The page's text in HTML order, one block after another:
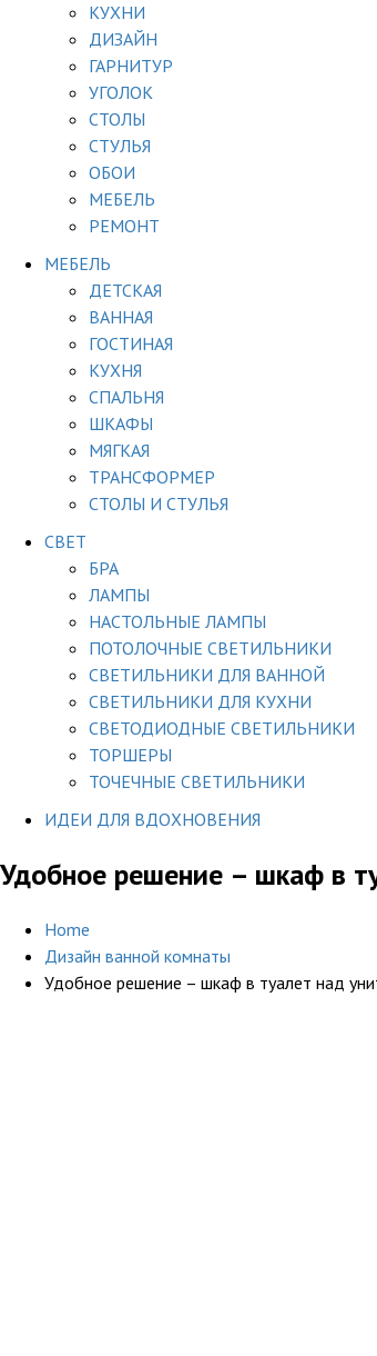
КУХНИ
ДИЗАЙН
ГАРНИТУР
УГОЛОК
СТОЛЫ
СТУЛЬЯ
ОБОИ
МЕБЕЛЬ
РЕМОНТ
МЕБЕЛЬ
ДЕТСКАЯ
ВАННАЯ
ГОСТИНАЯ
КУХНЯ
СПАЛЬНЯ
ШКАФЫ
МЯГКАЯ
ТРАНСФОРМЕР
СТОЛЫ И СТУЛЬЯ
СВЕТ
БРА
ЛАМПЫ
НАСТОЛЬНЫЕ ЛАМПЫ
ПОТОЛОЧНЫЕ СВЕТИЛЬНИКИ
СВЕТИЛЬНИКИ ДЛЯ ВАННОЙ
СВЕТИЛЬНИКИ ДЛЯ КУХНИ
СВЕТОДИОДНЫЕ СВЕТИЛЬНИКИ
ТОРШЕРЫ
ТОЧЕЧНЫЕ СВЕТИЛЬНИКИ
ИДЕИ ДЛЯ ВДОХНОВЕНИЯ
Удобное решение – шкаф в
Home
Дизайн ванной комнаты
Удобное решение – шкаф в туалет над